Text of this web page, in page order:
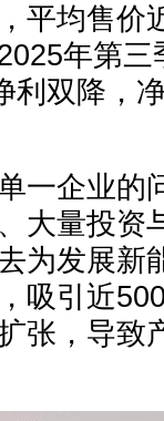
平均售价
年第
利双降，
一企业的
大量投资
为发展新
吸引近
张，导致